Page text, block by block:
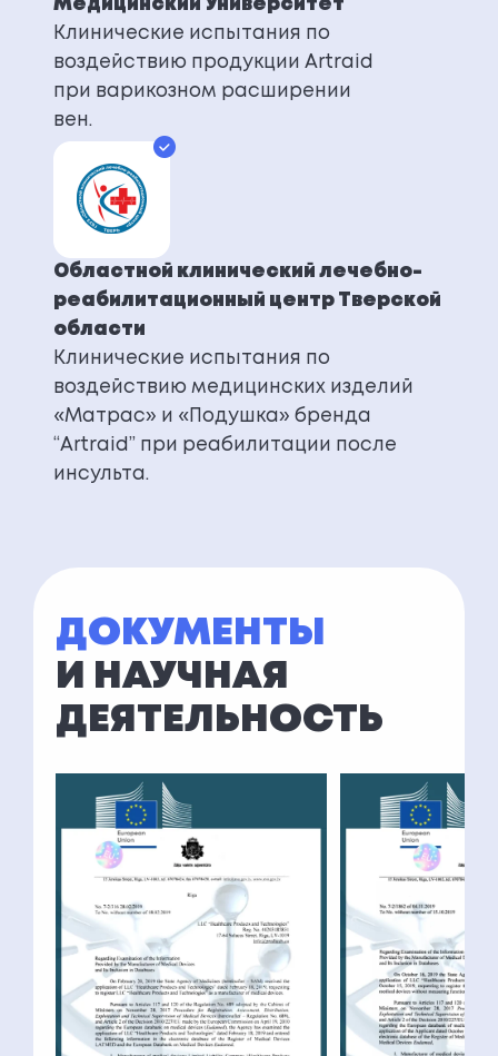
Медицинский Университет
Клинические испытания по
воздействию продукции Artraid
при варикозном расширении
вен.
Областной клинический лечебно-
реабилитационный центр Тверской
области
Клинические испытания по
воздействию медицинских изделий
«Матрас» и «Подушка» бренда
“Artraid” при реабилитации после
инсульта.
ДОКУМЕНТЫ
И НАУЧНАЯ
ДЕЯТЕЛЬНОСТЬ